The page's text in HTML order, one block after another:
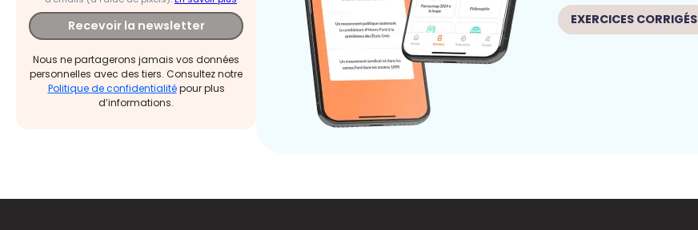
Recevoir la newsletter
Nous ne partagerons jamais vos données
personnelles avec des tiers. Consultez notre
Politique de confidentialitépour plus
d’informations.
EXERCICES CORRIGÉS